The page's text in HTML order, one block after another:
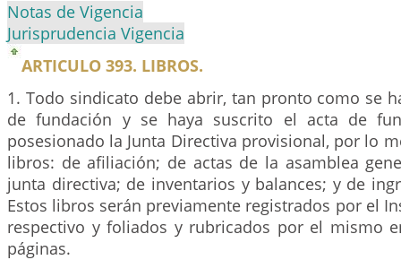
Notas de Vigencia
Jurisprudencia Vigencia
ARTICULO 393. LIBROS.
1. Todo sindicato debe abrir, tan pronto como se
de fundación y se haya suscrito el acta de
posesionado la Junta Directiva provisional, por lo
libros: de afiliación; de actas de la asamblea
junta directiva; de inventarios y balances; y de
Estos libros serán previamente registrados por el
respectivo y foliados y rubricados por el mismo
páginas.